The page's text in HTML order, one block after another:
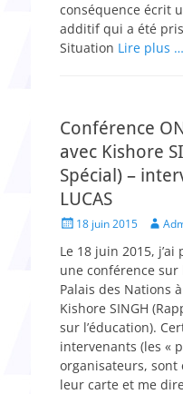
conséquence écrit
additif qui a été
Situation Lire plus …
Conférence
avec Kishore
Spécial) –
LUCAS
Posted18 juin 2015 Author
Le 18 juin 2015,
une conférence sur
Palais des Nations
Kishore SINGH
sur l’éducation).
intervenants (les «
organisateurs,
leur carte et me